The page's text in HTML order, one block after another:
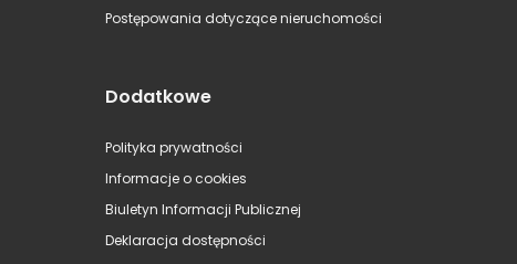
Postępowania dotyczące nieruchomości
Dodatkowe
Polityka prywatności
Informacje o cookies
Biuletyn Informacji Publicznej
Deklaracja dostępności